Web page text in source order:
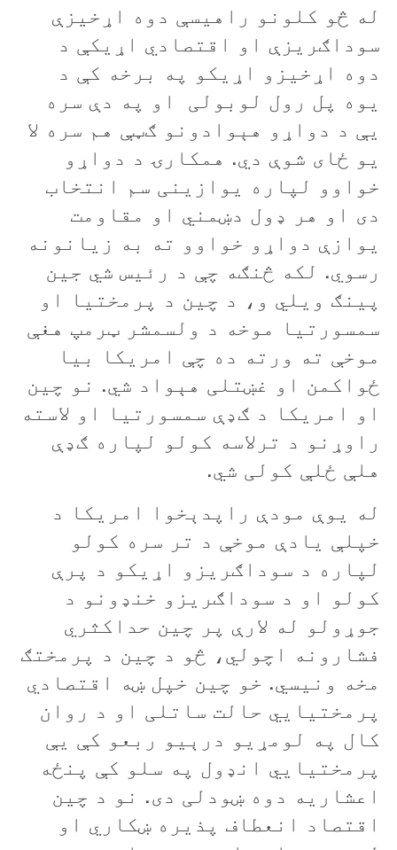
له څو کلونو راهيسې دوه اړخيزې
سوداګريزې او اقتصادي اړيکې د
دوه اړخيزو اړيکو په برخه کې د
یوه پل رول لوبولی او په دې سره
يې د دواړو هېوادونو ګټې هم سره لا
يو ځای شوې دي. همکارۍ د دواړو
خواوو لپاره يوازينی سم انتخاب
دی او هر ډول دښمني او مقاومت
يوازې دواړو خواوو ته به زيانونه
رسوي. لکه څنګه چې د رئیس شي جين
پینګ ويلي و، د چين د پرمختيا او
سمسورتيا موخه د ولسمشر ټرمپ هغې
موخې ته ورته ده چې امريکا بيا
ځواکمن او غښتلی هېواد شي. نو چين
او امريکا د ګډې سمسورتيا او لاسته
راوړنو د ترلاسه کولو لپاره ګډې
هلې ځلې کولی شي.
له يوې مودې راپدېخوا امريکا د
خپلې يادې موخې د تر سره کولو
لپاره د سوداګريزو اړيکو د پرې
کولو او د سوداګريزو خنډونو د
جوړولو له لارې پر چين حداکثري
فشارونه اچولي، څو د چین د پرمختګ
مخه ونيسي. خو چين خپل ښه اقتصادي
پرمختيایي حالت ساتلی او د روان
کال په لومړيو درېيو ربعو کې يې
پرمختيايي انډول په سلو کې پنځه
اعشاريه دوه ښودلی دی. نو د چین
اقتصاد انعطاف پذيره ښکاري او